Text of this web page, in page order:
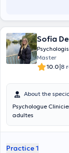
Sofia
Master
10.0|8
About the
Psychologue
adultes
Practice 1